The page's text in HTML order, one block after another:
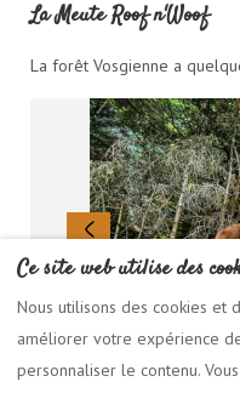
La Meute Roof n'Woof
La forêt Vosgienne a
Ce site web utilise des
Nous utilisons des cookies et
améliorer votre expérience
personnaliser le contenu.